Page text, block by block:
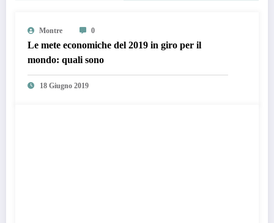
Montre 0
Le mete economiche del 2019 in giro per il
mondo: quali sono
18 Giugno 2019